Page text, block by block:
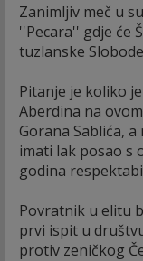
Zanimljiv meč u
''Pecara'' gdje će
tuzlanske
Pitanje je koliko
Aberdina na
Gorana Sablića,
imati lak posao s
godina
Povratnik u elitu
prvi ispit u
protiv zeničkog